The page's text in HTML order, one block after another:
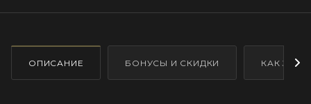
ОПИСАНИЕ БОНУСЫ И СКИДКИ КАК